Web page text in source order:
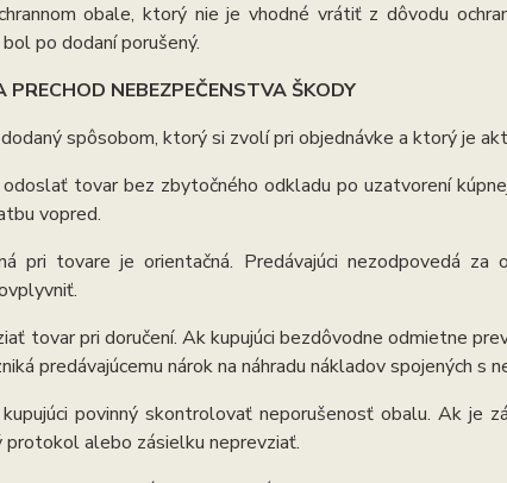
obale, ktorý nie je vhodné vrátiť z dôvodu
po dodaní porušený.
NEBEZPEČENSTVA ŠKODY
spôsobom, ktorý si zvolí pri objednávke a ktorý je
odoslať tovar bez zbytočného odkladu po uzatvorení
vopred.
pri tovare je orientačná. Predávajúci nezodpovedá za
tovar pri doručení. Ak kupujúci bezdôvodne odmietne
predávajúcemu nárok na náhradu nákladov spojených s
povinný skontrolovať neporušenosť obalu. Ak je
alebo zásielku neprevziať.